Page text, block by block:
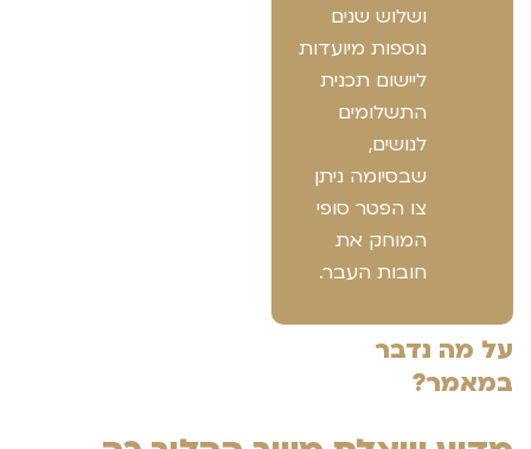
ושלוש שנים
נוספות מיועדות
ליישום תכנית
התשלומים
לנושים,
שבסיומה ניתן
צו הפטר סופי
המוחק את
חובות העבר.
על מה נדבר
במאמר?